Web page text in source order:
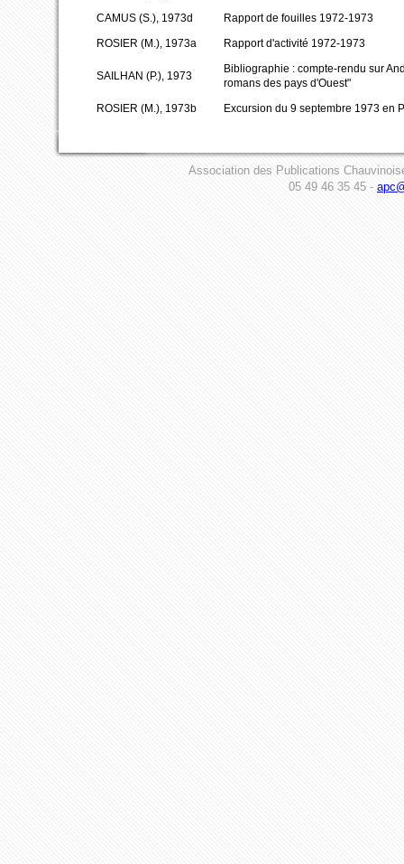
CAMUS (S.), 1973d
Rapport de fouilles 1972-1973
ROSIER (M.), 1973a
Rapport d'activité 1972-1973
SAILHAN (P.), 1973
Bibliographie : compte-rendu sur
romans des pays d'Ouest"
ROSIER (M.), 1973b
Excursion du 9 septembre 1973 en
Association des Publications
05 49 46 35 45 -